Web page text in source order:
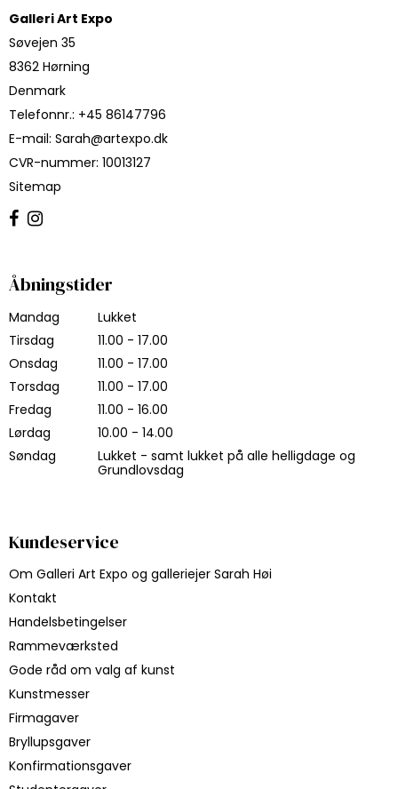
Galleri Art Expo
Søvejen 35
8362 Hørning
Denmark
Telefonnr.: +45 86147796
E-mail: Sarah@artexpo.dk
CVR-nummer: 10013127
Sitemap
Åbningstider
Mandag
Lukket
Tirsdag
11.00 - 17.00
Onsdag
11.00 - 17.00
Torsdag
11.00 - 17.00
Fredag
11.00 - 16.00
Lørdag
10.00 - 14.00
Søndag
Lukket - samt lukket på alle helligdage og
Grundlovsdag
Kundeservice
Om Galleri Art Expo og galleriejer Sarah Høi
Kontakt
Handelsbetingelser
Rammeværksted
Gode råd om valg af kunst
Kunstmesser
Firmagaver
Bryllupsgaver
Konfirmationsgaver